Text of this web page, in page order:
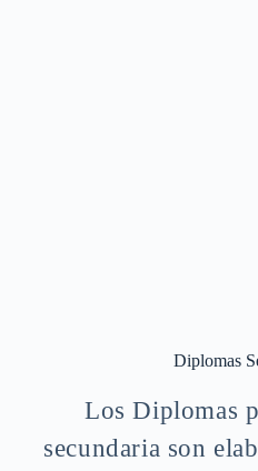
Diplomas
Los Diplomas
secundaria son